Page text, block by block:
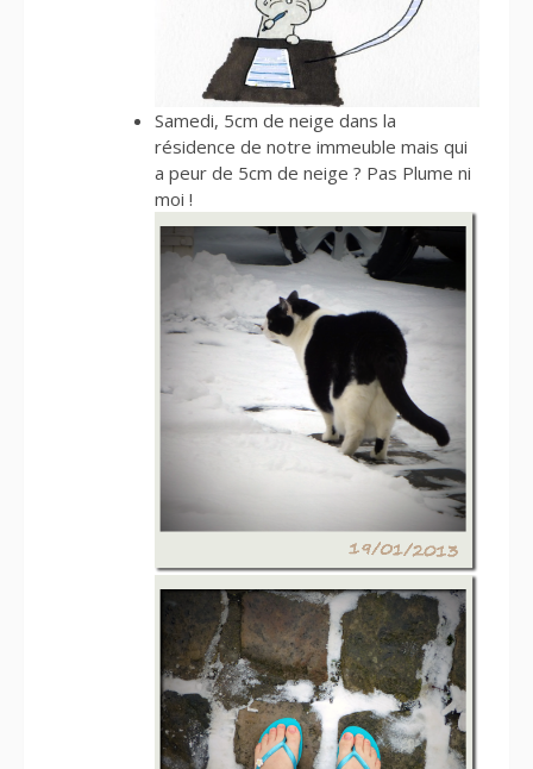
Samedi, 5cm de neige dans la
résidence de notre immeuble mais qui
a peur de 5cm de neige ? Pas Plume ni
moi !